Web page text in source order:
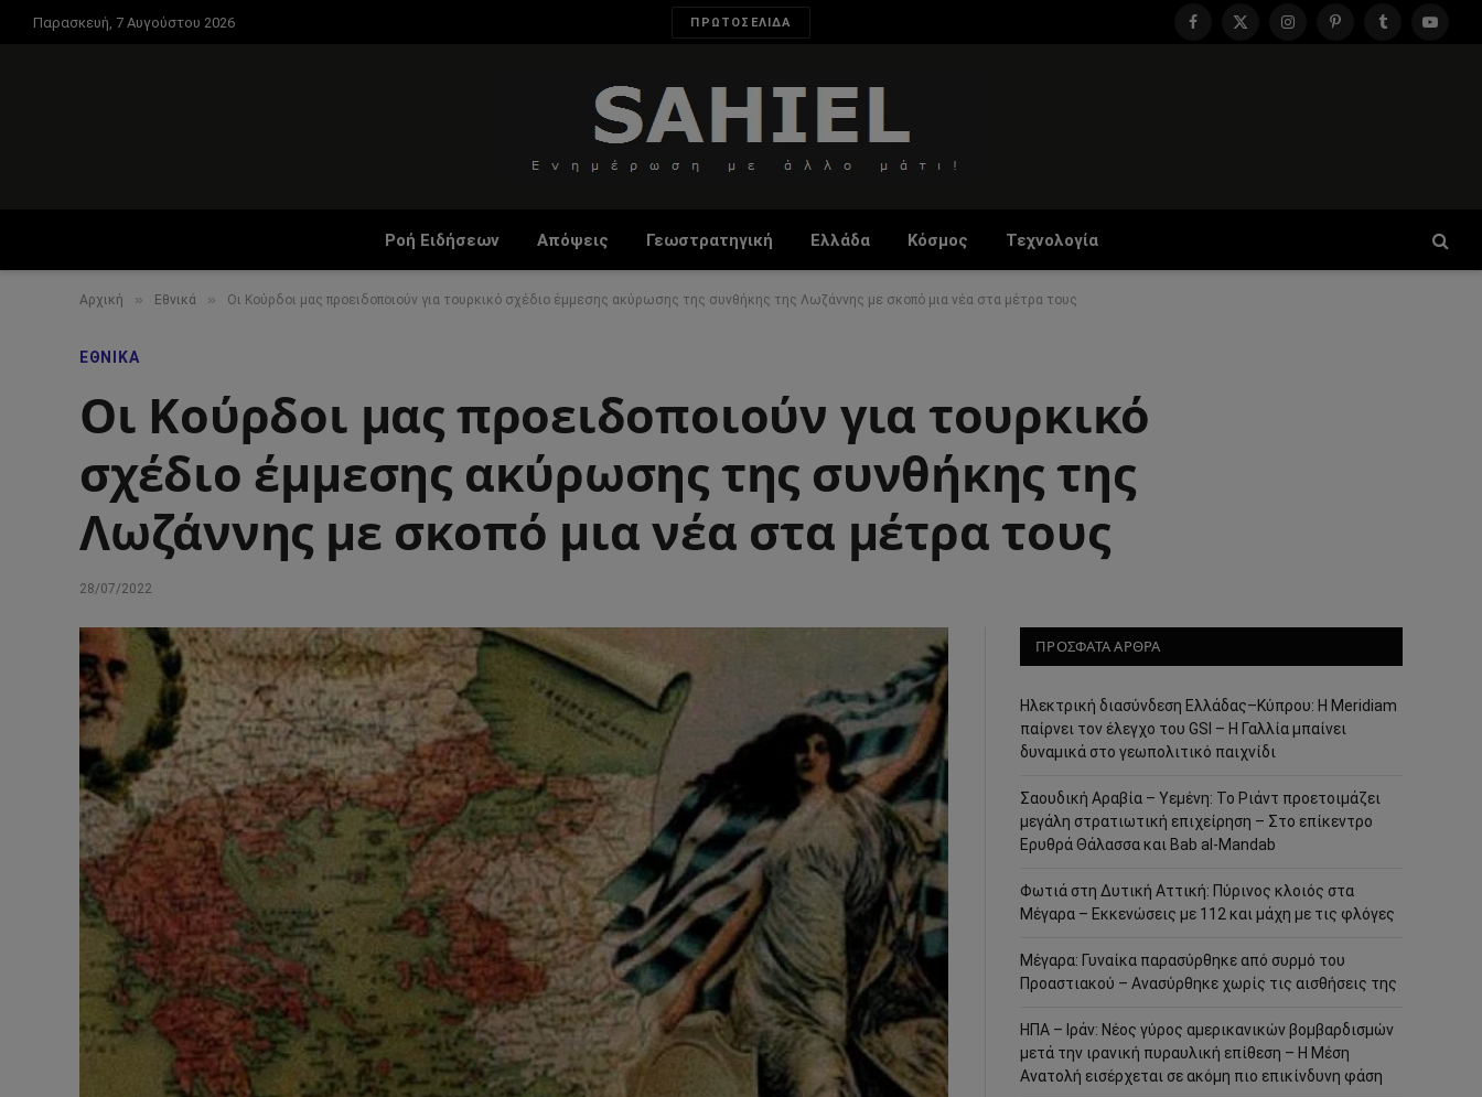
Παρασκευή, 7 Αυγούστου 2026 ΠΡΩΤΟΣΕΛΙΔΑ
Facebook
X
InstagramPinterestTumblr
Ροή Ειδήσεων Απόψεις Γεωστρατηγική Ελλάδα Κόσμος Τεχνολογία
Αρχική » Εθνικά » Οι Κούρδοι μας προειδοποιούν για τουρκικό σχέδιο έμμεσης ακύρωσης της συνθήκης της Λωζάννης με σκοπό μια νέα στα μέτρα τους
ΕΘΝΙΚΆ
Οι Κούρδοι μας προειδοποιούν για τουρκικό
σχέδιο έμμεσης ακύρωσης της συνθήκης της
Λωζάννης με σκοπό μια νέα στα μέτρα τους
28/07/2022
ΠΡΟΣΦΑΤΑ ΑΡΘΡΑ
Ηλεκτρική διασύνδεση Ελλάδας–Κύπρου: Η Meridiam
παίρνει τον έλεγχο του GSI – Η Γαλλία μπαίνει
δυναμικά στο γεωπολιτικό παιχνίδι
Σαουδική Αραβία – Υεμένη: Το Ριάντ προετοιμάζει
μεγάλη στρατιωτική επιχείρηση – Στο επίκεντρο
Ερυθρά Θάλασσα και Bab al-Mandab
Φωτιά στη Δυτική Αττική: Πύρινος κλοιός στα
Μέγαρα – Εκκενώσεις με 112 και μάχη με τις φλόγες
Μέγαρα: Γυναίκα παρασύρθηκε από συρμό του
Προαστιακού – Ανασύρθηκε χωρίς τις αισθήσεις της
ΗΠΑ – Ιράν: Νέος γύρος αμερικανικών βομβαρδισμών
μετά την ιρανική πυραυλική επίθεση – Η Μέση
Ανατολή εισέρχεται σε ακόμη πιο επικίνδυνη φάση